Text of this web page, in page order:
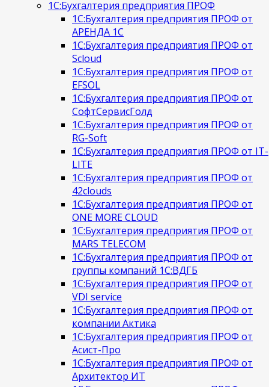
1С:Бухгалтерия предприятия ПРОФ
1С:Бухгалтерия предприятия ПРОФ от
АРЕНДА 1С
1С:Бухгалтерия предприятия ПРОФ от
Scloud
1С:Бухгалтерия предприятия ПРОФ от
EFSOL
1С:Бухгалтерия предприятия ПРОФ от
СофтСервисГолд
1С:Бухгалтерия предприятия ПРОФ от
RG-Soft
1С:Бухгалтерия предприятия ПРОФ от IT-
LITE
1С:Бухгалтерия предприятия ПРОФ от
42clouds
1С:Бухгалтерия предприятия ПРОФ от
ONE MORE CLOUD
1С:Бухгалтерия предприятия ПРОФ от
MARS TELECOM
1С:Бухгалтерия предприятия ПРОФ от
группы компаний 1С:ВДГБ
1С:Бухгалтерия предприятия ПРОФ от
VDI service
1С:Бухгалтерия предприятия ПРОФ от
компании Актика
1С:Бухгалтерия предприятия ПРОФ от
Асист-Про
1С:Бухгалтерия предприятия ПРОФ от
Архитектор ИТ